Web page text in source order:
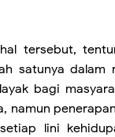
tersebut,
satunya dalam
bagi
namun
lini